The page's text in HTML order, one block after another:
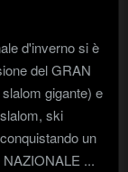
d'inverno si è
del GRAN
gigante) e
ski
un
...